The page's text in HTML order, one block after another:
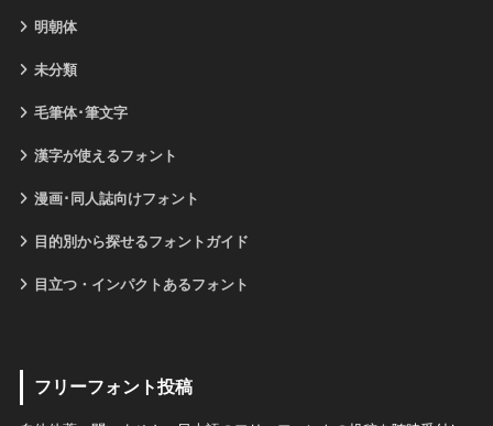
明朝体
未分類
毛筆体･筆文字
漢字が使えるフォント
漫画･同人誌向けフォント
目的別から探せるフォントガイド
目立つ・インパクトあるフォント
フリーフォント投稿